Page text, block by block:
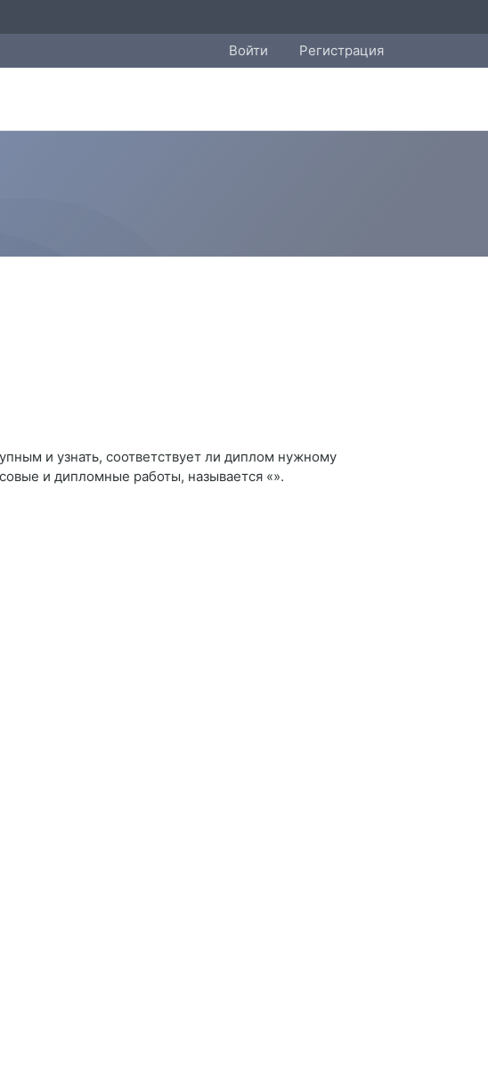
Войти Регистрация
и узнать, соответствует ли диплом нужному
и дипломные работы, называется «».